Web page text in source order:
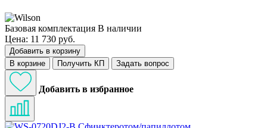
Базовая комплектация В наличии
Цена: 11 730 руб.
Добавить в корзину
В корзине
Получить КП Задать вопрос
Добавить в избранное